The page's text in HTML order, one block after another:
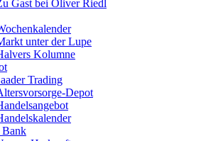
Gast bei Oliver Riedl
unter der Lupe
Kolumne
Trading
Depot
Bank